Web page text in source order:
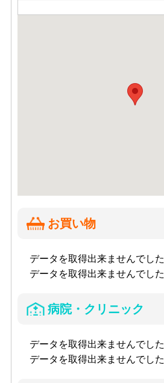
お買い物
データを取得出来ませんでした
データを取得出来ませんでした
病院・クリニック
データを取得出来ませんでした
データを取得出来ませんでした